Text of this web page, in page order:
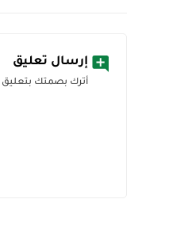
إرسال تعليق
أترك بصمتك بتعليق